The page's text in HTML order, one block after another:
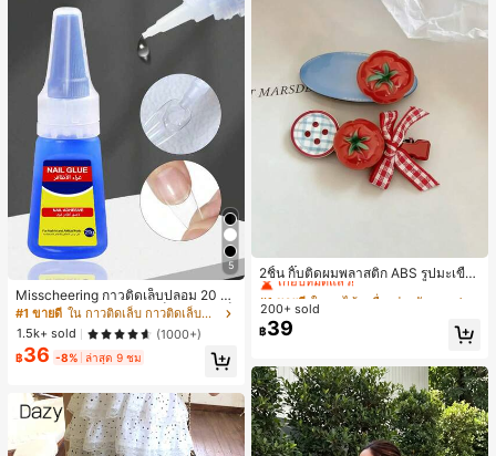
5
Misscheering กาวติดเล็บปลอม 20 กรั
ม แรงยึดสูง เจลสติกเกอร์เล็บนุ่ม แห้งเร็
ว เหมาะสำหรับผู้เริ่มต้นทำเล็บ ติดทนน
าน
#1 ขายดี
ใน กาวติดเล็บ กาวติดเล็บและสารยึดติด
1.5k+ sold
(1000+)
฿36 -8% ล่าสุด 9 ชม
2ชิ้น กิ๊บติดผมพลาสติก ABS รูปมะเขือเ
ทศสีแดงน่ารัก สไตล์เกาหลีมินิมอล สำ
หรับติดผมหน้าม้า ใส่ประจำวันและไปโ
รงเรียน กิ๊บติดผม
เกือบหมดแล้ว!
#1 ขายดี
เกือบหมดแล้ว!
#1 ขายดี
เกือบหมดแล้ว!
#1 ขายดี
200+ sold
฿39